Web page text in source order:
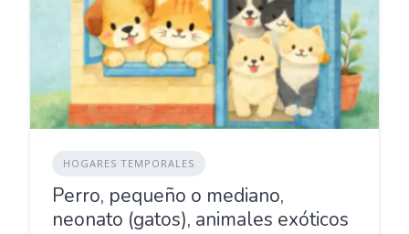
HOGARES TEMPORALES
Perro, pequeño o mediano,
neonato (gatos), animales exóticos